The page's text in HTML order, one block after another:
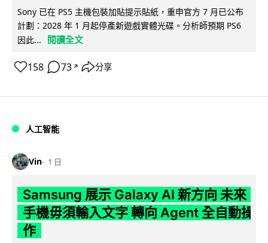
Sony 已在 PS5 主機包裝加貼提示貼紙，重申官方 7 月已公布
計劃：2028 年 1 月起停產新遊戲實體光碟。分析師預期 PS6
因此...
閱讀全文
158 73 ↗ 分享
人工智能
Vin 1 日
Samsung 展示 Galaxy AI 新方向 未來
手機毋須輸入文字 轉向 Agent 全自動操
作